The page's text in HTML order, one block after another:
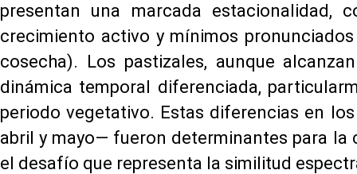
presentan una marcada estacionalidad,
crecimiento activo y mínimos
cosecha). Los pastizales, aunque
dinámica temporal diferenciada,
periodo vegetativo. Estas diferencias en
abril y mayo— fueron determinantes para la
el desafío que representa la similitud